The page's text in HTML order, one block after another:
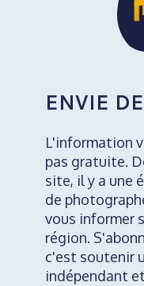
ENVIE
L'information
pas gratuite.
site, il y a une
de
vous informer
région.
c'est soutenir
indépendant